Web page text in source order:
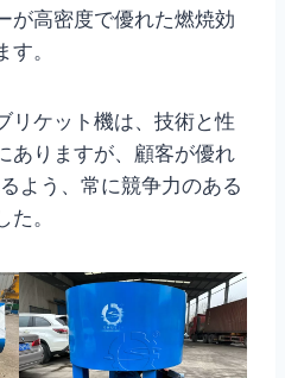
が高密度で優れた燃焼効
。
リケット機は、技術と性
ありますが、顧客が優れ
よう、常に競争力のある
。